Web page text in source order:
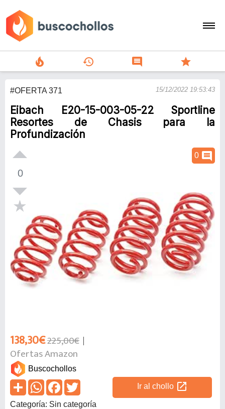
search
person
add
Menu
local_fire_department history comment star
#OFERTA 371 15/12/2022 19:53:43
Eibach E20-15-003-05-22 Sportline
Resortes de Chasis para la
Profundización
0
0 comment
138,30€225,00€
Ofertas Amazon
Buscochollos
Ir al chollo open_in_new
Categoría: Sin categoría